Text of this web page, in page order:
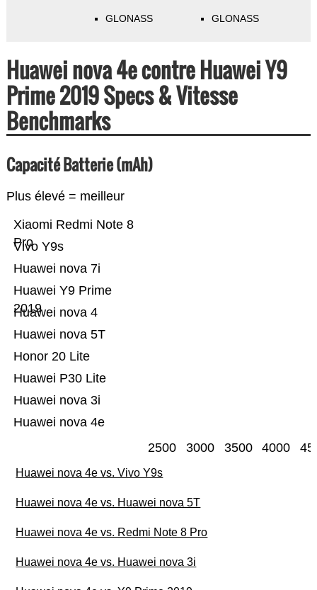
GLONASS GLONASS
Huawei nova 4e contre Huawei Y9
Prime 2019 Specs & Vitesse
Benchmarks
Capacité Batterie (mAh)
Plus élevé = meilleur
Huawei nova 4e
Huawei nova 3i
Huawei P30 Lite
Honor 20 Lite
Huawei nova 5T
Huawei nova 4
Huawei Y9 Prime
2019
Huawei nova 7i
Vivo Y9s
Xiaomi Redmi Note 8
Pro
2500 3000 3500 4000
Huawei nova 4e vs. Vivo Y9s
Huawei nova 4e vs. Huawei nova 5T
Huawei nova 4e vs. Redmi Note 8 Pro
Huawei nova 4e vs. Huawei nova 3i